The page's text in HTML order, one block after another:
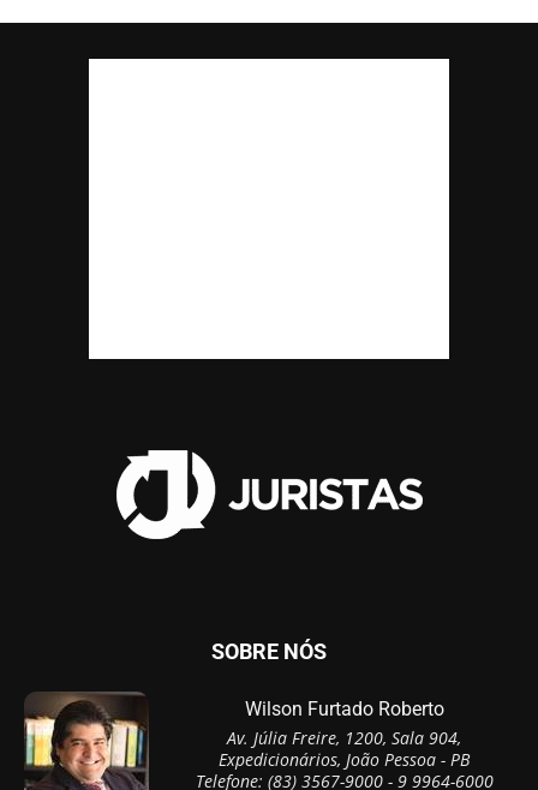
SOBRE NÓS
Wilson Furtado Roberto
Av. Júlia Freire, 1200, Sala 904,
Expedicionários, João Pessoa - PB
Telefone: (83) 3567-9000 - 9 9964-6000